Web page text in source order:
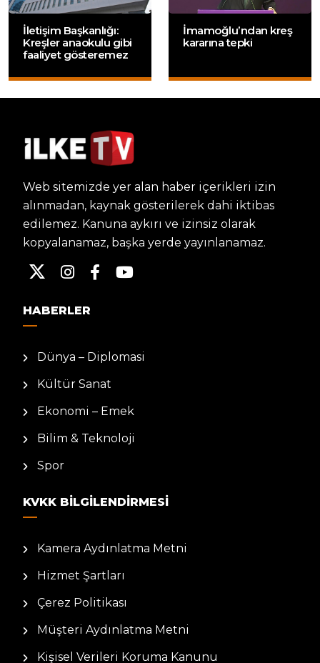
İletişim Başkanlığı:
Kreşler anaokulu gibi
faaliyet gösteremez
İmamoğlu’ndan kreş
kararına tepki
Web sitemizde yer alan haber içerikleri izin
alınmadan, kaynak gösterilerek dahi iktibas
edilemez. Kanuna aykırı ve izinsiz olarak
kopyalanamaz, başka yerde yayınlanamaz.
HABERLER
Dünya – Diplomasi
Kültür Sanat
Ekonomi – Emek
Bilim & Teknoloji
Spor
KVKK BILGILENDIRMESI
Kamera Aydınlatma Metni
Hizmet Şartları
Çerez Politikası
Müşteri Aydınlatma Metni
Kişisel Verileri Koruma Kanunu